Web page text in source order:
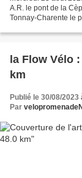
A.R. le pont de la
Tonnay-Charente le
la Flow Vélo
km
Publié le 30/08/2023
Par